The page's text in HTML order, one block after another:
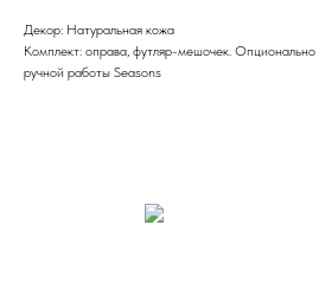
Декор: Натуральная кожа
Комплект: оправа, футляр-мешочек.
ручной работы Seasons